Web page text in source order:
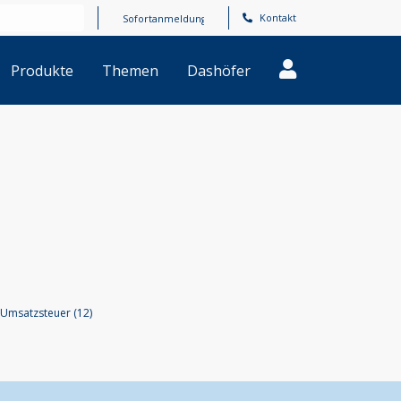
Kontakt
Produkte Themen Dashöfer
Umsatzsteuer (12)